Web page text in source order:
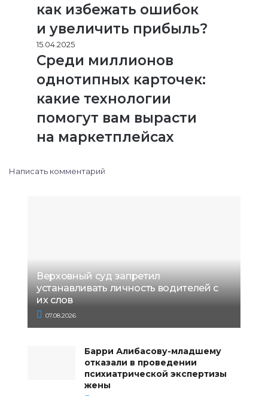
как избежать ошибок
и увеличить прибыль?
15.04.2025
Среди миллионов
однотипных карточек:
какие технологии
помогут вам вырасти
на маркетплейсах
Написать комментарий
Верховный суд запретил
устанавливать личность водителей с
их слов
07.08.2026
Барри Алибасову-младшему
отказали в проведении
психиатрической экспертизы
жены